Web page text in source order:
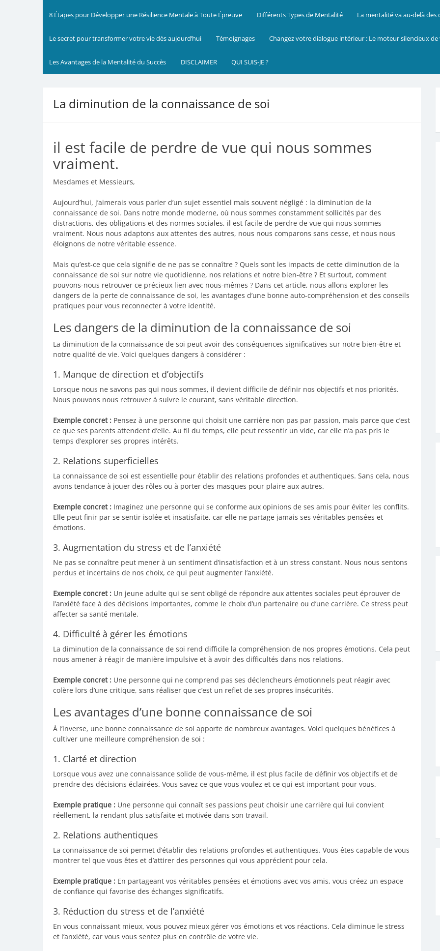
8 Étapes pour Développer une Résilience Mentale à Toute Épreuve Différents Types de Mentalité La mentalité va au-delà des
Le secret pour transformer votre vie dès aujourd’hui Témoignages Changez votre dialogue intérieur : Le moteur silencieux de
Les Avantages de la Mentalité du Succès DISCLAIMER QUI SUIS-JE ?
La diminution de la connaissance de soi
il est facile de perdre de vue qui nous sommes
vraiment.
Mesdames et Messieurs,
Aujourd’hui, j’aimerais vous parler d’un sujet essentiel mais souvent négligé : la diminution de la
connaissance de soi. Dans notre monde moderne, où nous sommes constamment sollicités par des
distractions, des obligations et des normes sociales, il est facile de perdre de vue qui nous sommes
vraiment. Nous nous adaptons aux attentes des autres, nous nous comparons sans cesse, et nous nous
éloignons de notre véritable essence.
Mais qu’est-ce que cela signifie de ne pas se connaître ? Quels sont les impacts de cette diminution de la
connaissance de soi sur notre vie quotidienne, nos relations et notre bien-être ? Et surtout, comment
pouvons-nous retrouver ce précieux lien avec nous-mêmes ? Dans cet article, nous allons explorer les
dangers de la perte de connaissance de soi, les avantages d’une bonne auto-compréhension et des conseils
pratiques pour vous reconnecter à votre identité.
Les dangers de la diminution de la connaissance de soi
La diminution de la connaissance de soi peut avoir des conséquences significatives sur notre bien-être et
notre qualité de vie. Voici quelques dangers à considérer :
1. Manque de direction et d’objectifs
Lorsque nous ne savons pas qui nous sommes, il devient difficile de définir nos objectifs et nos priorités.
Nous pouvons nous retrouver à suivre le courant, sans véritable direction.
Exemple concret : Pensez à une personne qui choisit une carrière non pas par passion, mais parce que c’est
ce que ses parents attendent d’elle. Au fil du temps, elle peut ressentir un vide, car elle n’a pas pris le
temps d’explorer ses propres intérêts.
2. Relations superficielles
La connaissance de soi est essentielle pour établir des relations profondes et authentiques. Sans cela, nous
avons tendance à jouer des rôles ou à porter des masques pour plaire aux autres.
Exemple concret : Imaginez une personne qui se conforme aux opinions de ses amis pour éviter les conflits.
Elle peut finir par se sentir isolée et insatisfaite, car elle ne partage jamais ses véritables pensées et
émotions.
3. Augmentation du stress et de l’anxiété
Ne pas se connaître peut mener à un sentiment d’insatisfaction et à un stress constant. Nous nous sentons
perdus et incertains de nos choix, ce qui peut augmenter l’anxiété.
Exemple concret : Un jeune adulte qui se sent obligé de répondre aux attentes sociales peut éprouver de
l’anxiété face à des décisions importantes, comme le choix d’un partenaire ou d’une carrière. Ce stress peut
affecter sa santé mentale.
4. Difficulté à gérer les émotions
La diminution de la connaissance de soi rend difficile la compréhension de nos propres émotions. Cela peut
nous amener à réagir de manière impulsive et à avoir des difficultés dans nos relations.
Exemple concret : Une personne qui ne comprend pas ses déclencheurs émotionnels peut réagir avec
colère lors d’une critique, sans réaliser que c’est un reflet de ses propres insécurités.
Les avantages d’une bonne connaissance de soi
À l’inverse, une bonne connaissance de soi apporte de nombreux avantages. Voici quelques bénéfices à
cultiver une meilleure compréhension de soi :
1. Clarté et direction
Lorsque vous avez une connaissance solide de vous-même, il est plus facile de définir vos objectifs et de
prendre des décisions éclairées. Vous savez ce que vous voulez et ce qui est important pour vous.
Exemple pratique : Une personne qui connaît ses passions peut choisir une carrière qui lui convient
réellement, la rendant plus satisfaite et motivée dans son travail.
2. Relations authentiques
La connaissance de soi permet d’établir des relations profondes et authentiques. Vous êtes capable de vous
montrer tel que vous êtes et d’attirer des personnes qui vous apprécient pour cela.
Exemple pratique : En partageant vos véritables pensées et émotions avec vos amis, vous créez un espace
de confiance qui favorise des échanges significatifs.
3. Réduction du stress et de l’anxiété
En vous connaissant mieux, vous pouvez mieux gérer vos émotions et vos réactions. Cela diminue le stress
et l’anxiété, car vous vous sentez plus en contrôle de votre vie.